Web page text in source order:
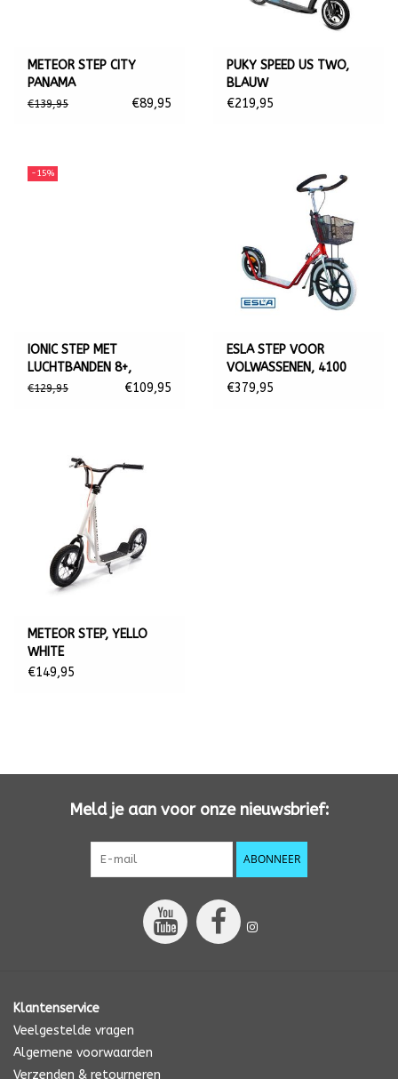
METEOR STEP CITY
PANAMA
€139,95 €89,95
PUKY SPEED US TWO,
BLAUW
€219,95
-15%
IONIC STEP MET
LUCHTBANDEN 8+,
BLAUW
€129,95 €109,95
ESLA STEP VOOR
VOLWASSENEN, 4100
RED
€379,95
METEOR STEP, YELLO
WHITE
€149,95
Meld je aan voor onze nieuwsbrief:
ABONNEER
Klantenservice
Veelgestelde vragen
Algemene voorwaarden
Verzenden & retourneren